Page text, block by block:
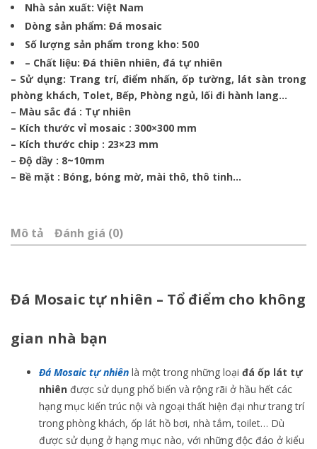
Nhà sản xuất: Việt Nam
Dòng sản phẩm: Đá mosaic
Số lượng sản phẩm trong kho: 500
– Chất liệu: Đá thiên nhiên, đá tự nhiên
– Sử dụng: Trang trí, điểm nhấn, ốp tường, lát sàn trong
phòng khách, Tolet, Bếp, Phòng ngủ, lối đi hành lang…
– Màu sắc đá : Tự nhiên
– Kích thước vỉ mosaic : 300×300 mm
– Kích thước chip : 23×23 mm
– Độ dầy : 8~10mm
– Bề mặt : Bóng, bóng mờ, mài thô, thô tinh…
Mô tả Đánh giá (0)
Đá Mosaic tự nhiên – Tổ điểm cho không
gian nhà bạn
Đá Mosaic tự nhiên là một trong những loại đá ốp lát tự
nhiên được sử dụng phổ biến và rộng rãi ở hầu hết các
hạng mục kiến trúc nội và ngoại thất hiện đại như trang trí
trong phòng khách, ốp lát hồ bơi, nhà tắm, toilet… Dù
được sử dụng ở hạng mục nào, với những độc đáo ở kiểu